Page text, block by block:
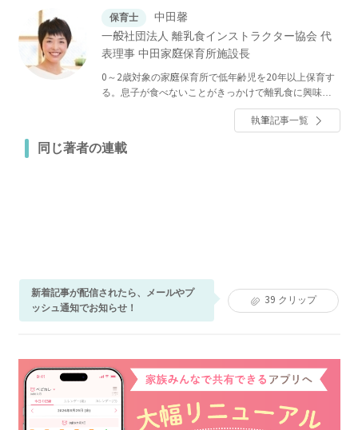
保育士
中田馨
一般社団法人 離乳食インストラクター協会 代
表理事 中田家庭保育所施設長
0～2歳対象の家庭保育所で低年齢児を20年以上保育す
る。息子が食べないことがきっかけで離乳食に興味を
持ち、離乳食インストラクター協会を設立。現在は、
保育士のやわらかい目線での離乳食の進め方、和の離
幅広く指導。離乳食インストラクターの養成をしてい
執筆記事一覧
同じ著者の連載
新着記事が配信されたら、メールやプ
ッシュ通知でお知らせ！
39 クリップ